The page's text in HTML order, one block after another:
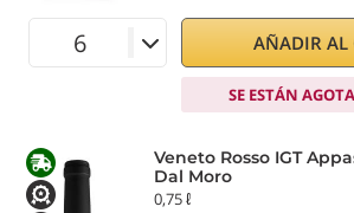
AÑADIR AL
SE ESTÁN
Veneto Rosso IGT
Dal Moro
0,75 ℓ